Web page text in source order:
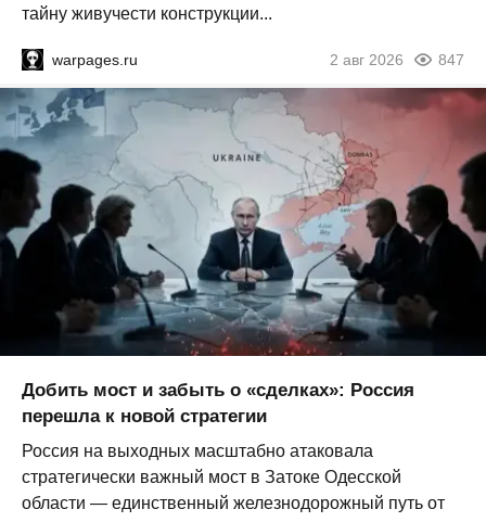
тайну живучести конструкции...
warpages.ru 2 авг 2026 847
Добить мост и забыть о «сделках»: Россия
перешла к новой стратегии
Россия на выходных масштабно атаковала
стратегически важный мост в Затоке Одесской
области — единственный железнодорожный путь от